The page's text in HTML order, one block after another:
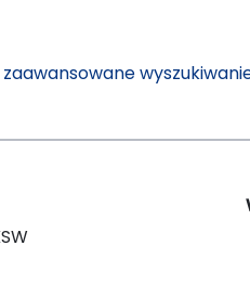
zaawansowane